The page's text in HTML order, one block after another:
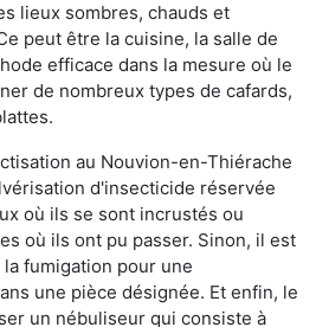
lieux sombres, chauds et
peut être la cuisine, la salle de
efficace dans la mesure où le
de nombreux types de cafards,
au Nouvion-en-Thiérache
d'insecticide réservée
où ils se sont incrustés ou
où ils ont pu passer. Sinon, il est
fumigation pour une
une pièce désignée. Et enfin, le
un nébuliseur qui consiste à